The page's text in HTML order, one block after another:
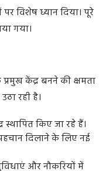
विशेष ध्यान दिया। पूरे
गया।
केंद्र बनने की क्षमता
रही है।
किए जा रहे हैं।
पहचान दिलाने के लिए नई
और नौकरियों में